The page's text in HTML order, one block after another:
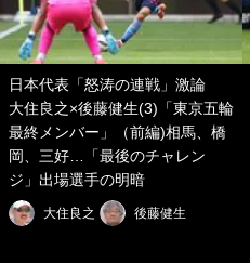
日本代表「怒涛の連戦」激論
大住良之×後藤健生(3)「東京五輪
最終メンバー」（前編)相馬、橋
岡、三好…「最後のチャレン
ジ」出場選手の明暗
大住良之 後藤健生